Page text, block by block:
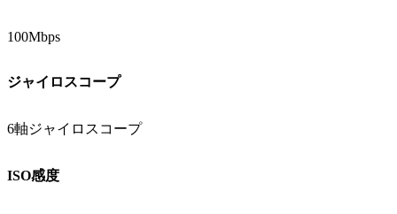
100Mbps
ジャイロスコープ
6軸ジャイロスコープ
ISO感度